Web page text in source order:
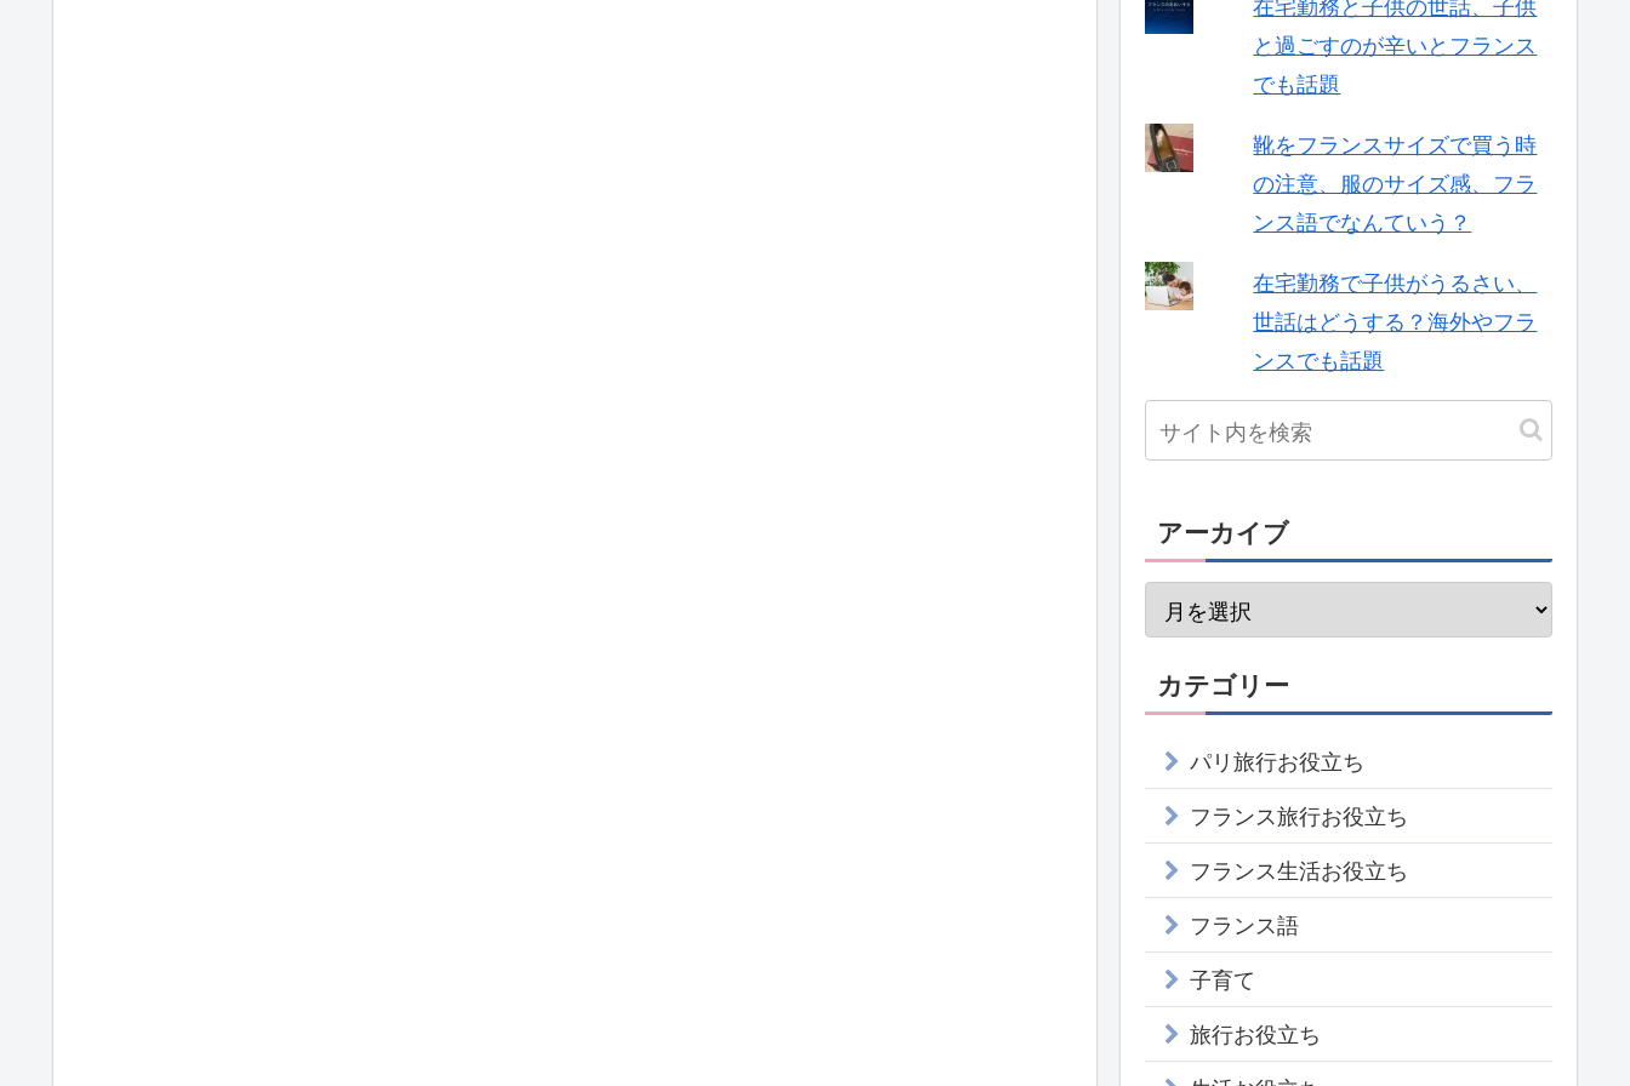
と過ごすのが辛いとフランス
でも話題
靴をフランスサイズで買う時
の注意、服のサイズ感、フラ
ンス語でなんていう？
在宅勤務で子供がうるさい、
世話はどうする？海外やフラ
ンスでも話題
アーカイブ
カテゴリー
パリ旅行お役立ち
フランス旅行お役立ち
フランス生活お役立ち
フランス語
子育て
旅行お役立ち